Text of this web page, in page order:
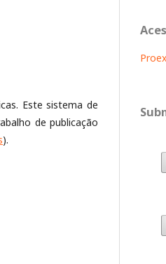
Este sistema de
de publicação
).
Proex